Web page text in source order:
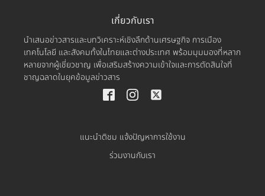
เกี่ยวกับเรา
นำเสนอข่าวสารและบทวิเคราะห์เชิงลึกด้านเศรษฐกิจ การเมือง
เทคโนโลยี และสังคมทั้งในไทยและต่างประเทศ พร้อมมุมมองที่หลาก
หลายจากผู้เชี่ยวชาญ เพื่อเสริมสร้างความเข้าใจและการตัดสินใจที่
ชาญฉลาดในยุคข้อมูลข่าวสาร
แนะนำติชม แจ้งปัญหาการใช้งาน
ร่วมงานกับเรา